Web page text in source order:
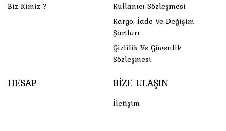
Biz Kimiz ?
Kullanıcı Sözleşmesi
Kargo, İade Ve Değişim
Şartları
Gizlilik Ve Güvenlik
Sözleşmesi
HESAP BIZE ULAŞIN
İletişim